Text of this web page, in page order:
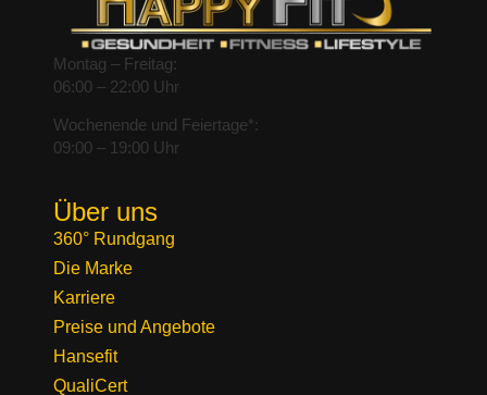
Montag – Freitag:
06:00 – 22:00 Uhr
Wochenende und Feiertage*:
09:00 – 19:00 Uhr
Über uns
360° Rundgang
Die Marke
Karriere
Preise und Angebote
Hansefit
QualiCert